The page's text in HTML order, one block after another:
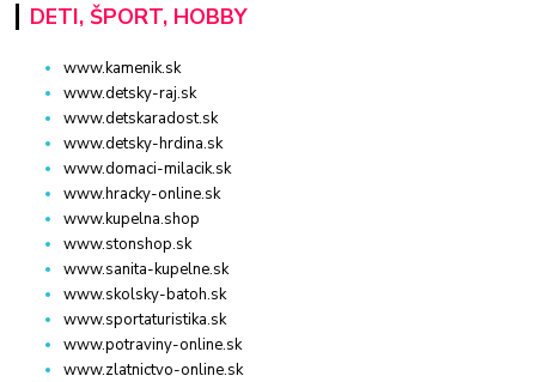
DETI, ŠPORT, HOBBY
www.kamenik.sk
www.detsky-raj.sk
www.detskaradost.sk
www.detsky-hrdina.sk
www.domaci-milacik.sk
www.hracky-online.sk
www.kupelna.shop
www.stonshop.sk
www.sanita-kupelne.sk
www.skolsky-batoh.sk
www.sportaturistika.sk
www.potraviny-online.sk
www.zlatnictvo-online.sk